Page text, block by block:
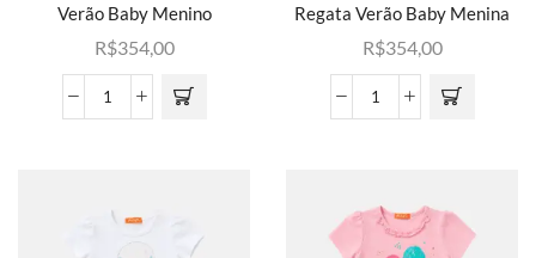
Verão Baby Menino
R$354,00
Regata Verão Baby Menina
R$354,00